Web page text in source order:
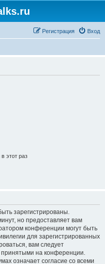
Вход
Регистрация
этот раз
зарегистрированы.
но предоставляет вам
конференции могут быть
для зарегистрированных
вам следует
на конференции.
означает согласие со всеми